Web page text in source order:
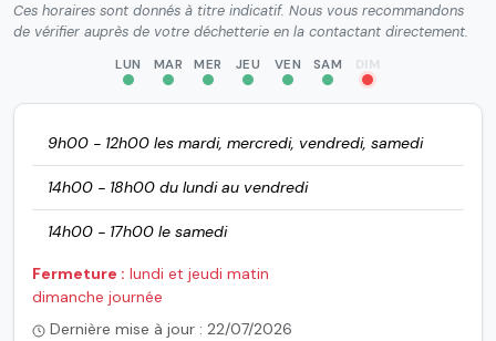
Ces horaires sont donnés à titre indicatif. Nous vous recommandons
de vérifier auprès de votre déchetterie en la contactant directement.
LUN MAR MER JEU VEN SAM DIM
9h00 - 12h00 les mardi, mercredi, vendredi, samedi
14h00 - 18h00 du lundi au vendredi
14h00 - 17h00 le samedi
Fermeture : lundi et jeudi matin
dimanche journée
Dernière mise à jour : 22/07/2026